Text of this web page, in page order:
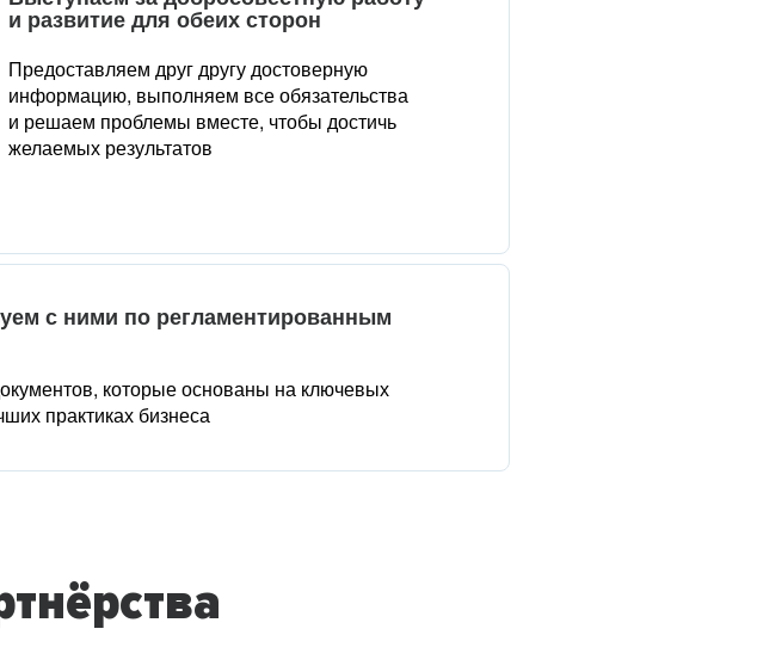
и развитие для обеих сторон
Предоставляем друг другу достоверную
информацию, выполняем все обязательства
и решаем проблемы вместе, чтобы достичь
желаемых результатов
с ними по регламентированным
которые основаны на ключевых
практиках бизнеса